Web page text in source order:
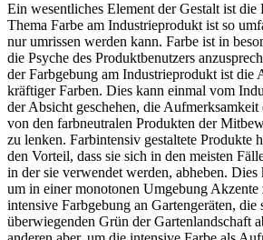
Ein wesentliches Element der Gestalt ist die
Thema Farbe am Industrieprodukt ist so
nur umrissen werden kann. Farbe ist in
die Psyche des Produktbenutzers
der Farbgebung am Industrieprodukt ist die
kräftiger Farben. Dies kann einmal vom
der Absicht geschehen, die Aufmerksamkeit
von den farbneutralen Produkten der
zu lenken. Farbintensiv gestaltete Produkte
den Vorteil, dass sie sich in den meisten
in der sie verwendet werden, abheben. Dies
um in einer monotonen Umgebung Akzente
intensive Farbgebung an Gartengeräten, die
überwiegenden Grün der Gartenlandschaft